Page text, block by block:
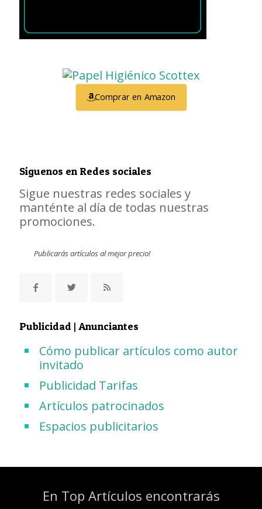
Comprar en Amazon
Síguenos en Redes sociales
Sigue nuestras redes sociales y
manténte al día de todas nuestras
promociones.
Publicarás artículos al mejor precio!
Publicidad | Anunciantes
Cómo publicar artículos como autor
invitado
Publicidad Tarifas
Artículos patrocinados
Espacios publicitarios
En Top Artículos encontrarás